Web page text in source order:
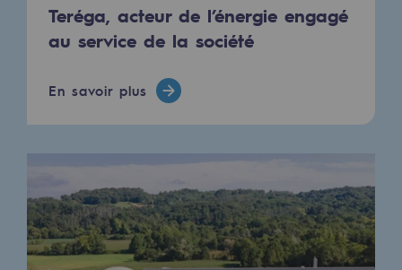
Communiqués de presse
Documentation
Les actions soutenues par Teréga
Teréga, acteur de l’énergie engagé
au service de la société
En savoir plus